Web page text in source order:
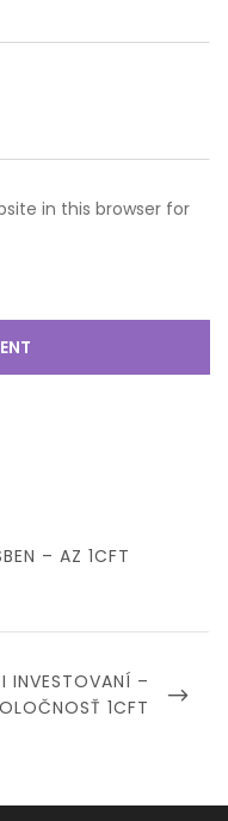
in this browser for
– AZ 1CFT
INVESTOVANÍ –
1CFT